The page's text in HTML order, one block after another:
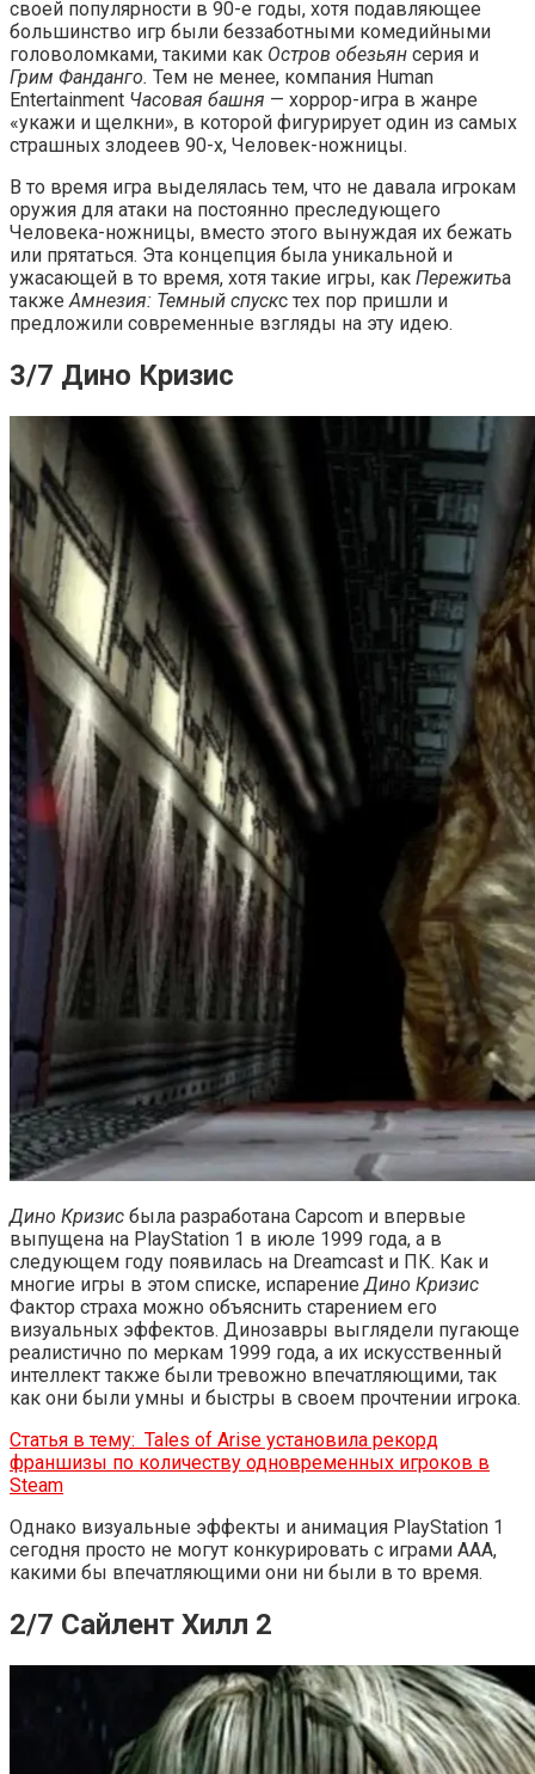
своей популярности в 90-е годы, хотя подавляющее
большинство игр были беззаботными комедийными
головоломками, такими как Остров обезьян серия и
Грим Фанданго. Тем не менее, компания Human
Entertainment Часовая башня — хоррор-игра в жанре
«укажи и щелкни», в которой фигурирует один из самых
страшных злодеев 90-х, Человек-ножницы.
В то время игра выделялась тем, что не давала игрокам
оружия для атаки на постоянно преследующего
Человека-ножницы, вместо этого вынуждая их бежать
или прятаться. Эта концепция была уникальной и
ужасающей в то время, хотя такие игры, как Пережитьа
такжеАмнезия: Темный спускс тех пор пришли и
предложили современные взгляды на эту идею.
3/7 Дино Кризис
Дино Кризис была разработана Capcom и впервые
выпущена на PlayStation 1 в июле 1999 года, а в
следующем году появилась на Dreamcast и ПК. Как и
многие игры в этом списке, испарениеДино Кризис
Фактор страха можно объяснить старением его
визуальных эффектов. Динозавры выглядели пугающе
реалистично по меркам 1999 года, а их искусственный
интеллект также были тревожно впечатляющими, так
как они были умны и быстры в своем прочтении игрока.
Статья в тему: Tales of Arise установила рекорд
франшизы по количеству одновременных игроков в
Steam
Однако визуальные эффекты и анимация PlayStation 1
сегодня просто не могут конкурировать с играми AAA,
какими бы впечатляющими они ни были в то время.
2/7 Сайлент Хилл 2